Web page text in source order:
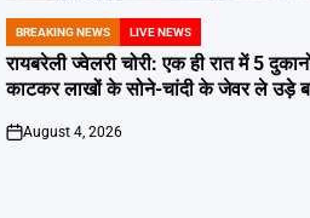
POSTED
IN
BREAKING NEWS LIVE NEWS
रायबरेली ज्वेलरी चोरी: एक ही रात में 5
काटकर लाखों के सोने-चांदी के जेवर ले उड़े
on
August 4, 2026